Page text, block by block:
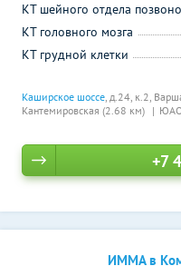
Каширское шоссе, д.24, к.2,
Кантемировская (2.68 км)
КТ шейного отдела
КТ головного мозга
КТ грудной клетки
+7
ИММА в